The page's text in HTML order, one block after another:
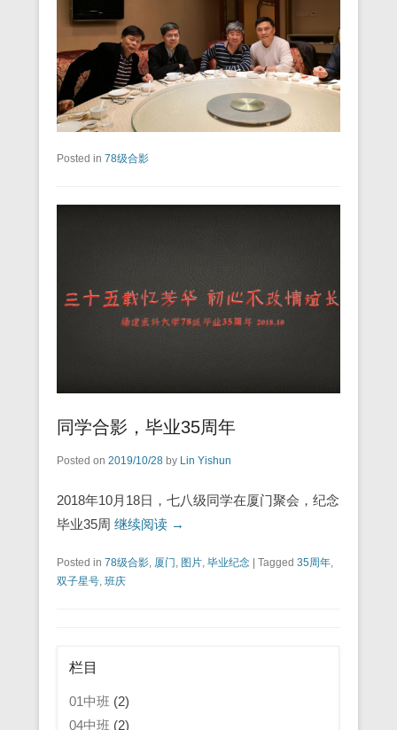
Posted in 78级合影
同学合影，毕业35周年
Posted on 2019/10/28 by Lin Yishun
2018年10月18日，七八级同学在厦门聚会，纪念
毕业35周 继续阅读 →
Posted in 78级合影, 厦门, 图片, 毕业纪念 | Tagged 35周年,
双子星号, 班庆
栏目
01中班 (2)
04中班 (2)